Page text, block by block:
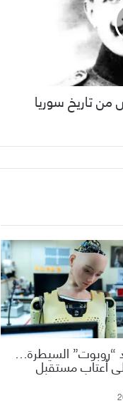
تاريخ سوريا
“روبوت” السيطرة…
أعتاب مستقبل